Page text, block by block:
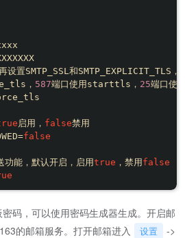
设置SMTP_SSL和
， 587端口使用starttls， 25端口使
启用， false禁用
false
能，默认开启，启用true ，禁用false
码，可以使用密码生成器生成。开启邮
的邮箱服务。打开邮箱进入
设置 ->